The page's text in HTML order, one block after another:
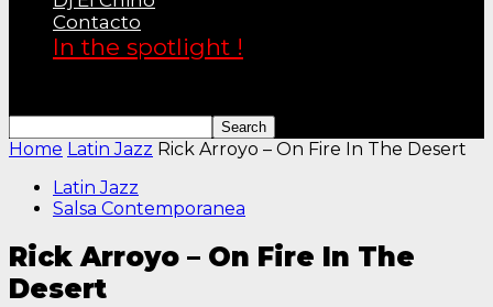
Contacto
In the spotlight !
Home Latin Jazz Rick Arroyo – On Fire In The Desert
Latin Jazz
Salsa Contemporanea
Rick Arroyo – On Fire In The
Desert